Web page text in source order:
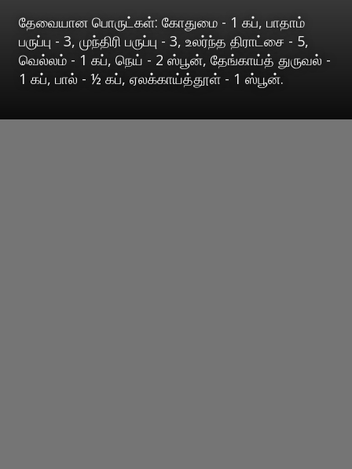
தேவையான பொருட்கள்: கோதுமை - 1 கப், பாதாம்
பருப்பு - 3, முந்திரி பருப்பு - 3, உலர்ந்த திராட்சை - 5,
வெல்லம் - 1 கப், நெய் - 2 ஸ்பூன், தேங்காய்த் துருவல் -
1 கப், பால் - ½ கப், ஏலக்காய்த்தூள் - 1 ஸ்பூன்.